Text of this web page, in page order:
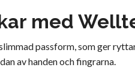
med
passform, som ger
av handen och fingrarna.